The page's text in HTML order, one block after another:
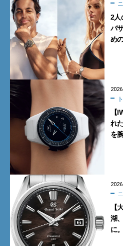
2人
バ
め
【
れ
を
【
湖
に